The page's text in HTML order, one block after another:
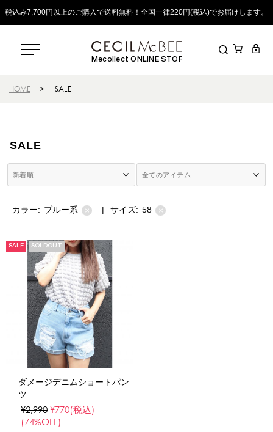
税込み7,700円以上のご購入で送料無料！全国一律220円(税込)でお届けします。
Mecollect ONLINE STORE
HOME > SALE
SALE
カラー: ブルー系 × | サイズ: 58 ×
SALE SOLDOUT
ダメージデニムショートパン
ツ
¥2,990 ¥770(税込)
(74%OFF)